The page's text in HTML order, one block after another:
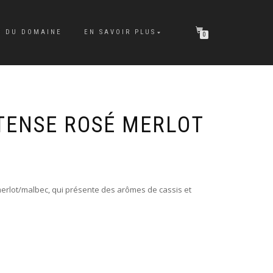
DU DOMAINE EN SAVOIR PLUS 0
ROSÉ MERLOT
malbec, qui présente des arômes de cassis et